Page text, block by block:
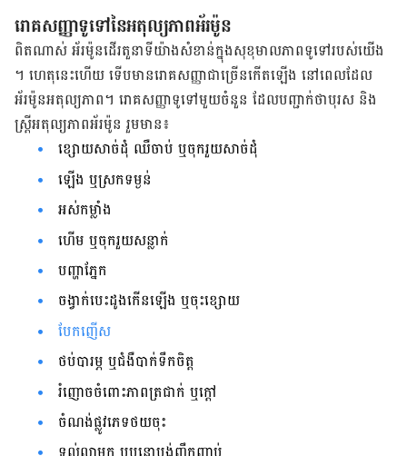
រោគ​សញ្ញា​ទូទៅ​នៃ​អតុល្យភាព​អ័រម៉ូន​
ពិត​ណាស់​ ​អ័រម៉ូន​ដើរ​តួនាទី​យ៉ាង​សំខាន់​ក្នុង​សុខុមាលភាព​ទូទៅ​របស់​យើង​
។ ហេតុ​នេះ​ហើយ ទើប​មាន​រោគ​សញ្ញា​ជា​ច្រើន​កើត​ឡើង​​ នៅ​ពេល​ដែល​
អ័រម៉ូន​អតុល្យភាព​។ រោគសញ្ញា​ទូទៅ​មួយ​ចំនួន​ ដែល​បញ្ជាក់​ថា​បុរស​ ​និង​
ស្ត្រី​អតុល្យភាព​អ័រម៉ូន​ រួម​មាន​៖
ខ្សោយ​សាច់ដុំ ឈឺ​ចាប់​ ឬ​ចុក​រួយសាច់ដុំ​
ឡើង​ ឬ​ស្រក​ទម្ងន់​
អស់​កម្លាំង​
ហើម​ ឬ​ចុក​រួយ​សន្លាក់​
បញ្ហា​ភ្នែក​
ចង្វាក់​បេះដូង​កើន​ឡើង​ ឬ​ចុះ​ខ្សោយ​
បែក​ញើស​
ថប់​បារម្ភ ឬ​ជំងឺ​បាក់​ទឹក​ចិត្ត​
រំញោច​ចំពោះ​ភាព​ត្រជាក់​ ឬ​ក្ដៅ
ចំណង់​ផ្លូវ​ភេទ​ថយ​ចុះ